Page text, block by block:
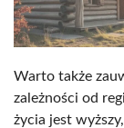
Warto także
zależności od
życia jest